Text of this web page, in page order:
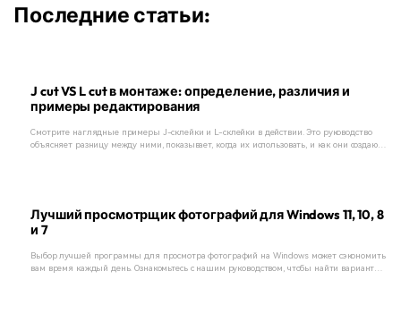
Последние статьи:
J cut VS L cut в монтаже: определение, различия и
примеры редактирования
Смотрите наглядные примеры J-склейки и L-склейки в действии. Это руководство
объясняет разницу между ними, показывает, когда их использовать, и как они создают
Лучший просмотрщик фотографий для Windows 11, 10, 8
и 7
Выбор лучшей программы для просмотра фотографий на Windows может сэкономить
вам время каждый день. Ознакомьтесь с нашим руководством, чтобы найти варианты,